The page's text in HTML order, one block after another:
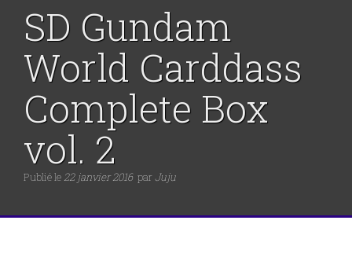
SD Gundam
World Carddass
Complete Box
vol. 2
Publié le 22 janvier 2016 parJuju